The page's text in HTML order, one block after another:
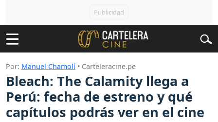
Por: Manuel Chamolí • Carteleracine.pe
Bleach: The Calamity llega a
Perú: fecha de estreno y qué
capítulos podrás ver en el cine